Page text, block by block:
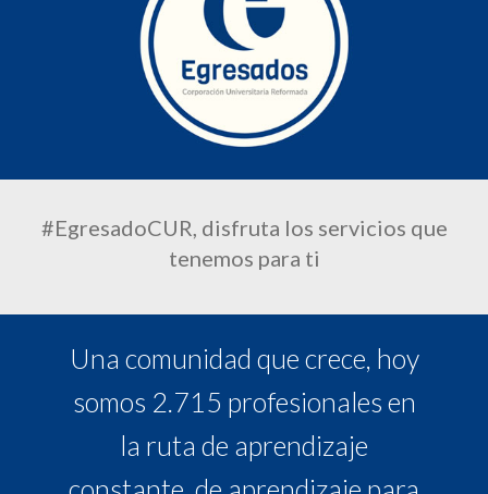
#EgresadoCUR, disfruta los servicios que
tenemos para ti
Una comunidad que crece, hoy
somos 2.715 profesionales en
la ruta de aprendizaje